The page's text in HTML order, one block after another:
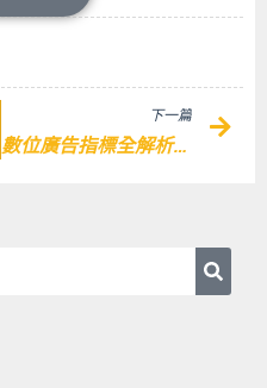
下一篇
數位廣告指標全解析：輕鬆搞懂廣告術語、數據分析與投放廣告！